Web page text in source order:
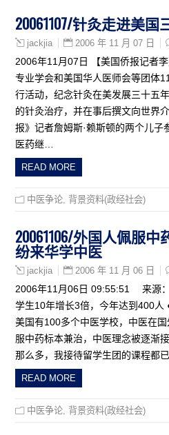
20061107/针灸走进美国
jackjia 2006 年 11 月 07 日
2006年11月07日 【美国侨报记者
专业学会和美国华人医师会等团体
行活动，纪念针灸在美发展三十五
的针灸治疗，并在事后撰文向世界
报》记者詹姆斯·赖斯顿的两个儿子
医药继…
READ MORE
中医争论 背景资料(政经社会)
20061106/外国人佩服
纷来华学中医
jackjia 2006 年 11 月 06 日
2006年11月06日 09:55:51 来源
学生10年增长3倍，今年达到400人
美国有100多个中医学校，中医在
服中药标本兼治，中医理念被逐渐
那么多，我接待留学生团的课程都
READ MORE
中医争论 背景资料(政经社会)